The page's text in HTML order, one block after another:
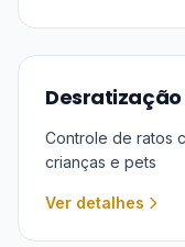
Desratização
Controle de ratos
crianças e pets
Ver detalhes